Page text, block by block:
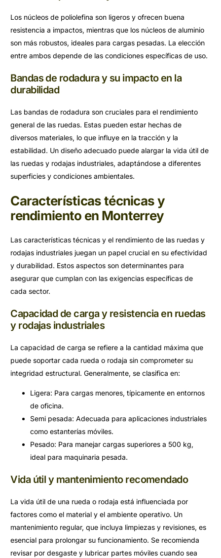
Los núcleos de poliolefina son ligeros y ofrecen buena
resistencia a impactos, mientras que los núcleos de aluminio
son más robustos, ideales para cargas pesadas. La elección
entre ambos depende de las condiciones específicas de uso.
Bandas de rodadura y su impacto en la
durabilidad
Las bandas de rodadura son cruciales para el rendimiento
general de las ruedas. Estas pueden estar hechas de
diversos materiales, lo que influye en la tracción y la
estabilidad. Un diseño adecuado puede alargar la vida útil de
las ruedas y rodajas industriales, adaptándose a diferentes
superficies y condiciones ambientales.
Características técnicas y
rendimiento en Monterrey
Las características técnicas y el rendimiento de las ruedas y
rodajas industriales juegan un papel crucial en su efectividad
y durabilidad. Estos aspectos son determinantes para
asegurar que cumplan con las exigencias específicas de
cada sector.
Capacidad de carga y resistencia en ruedas
y rodajas industriales
La capacidad de carga se refiere a la cantidad máxima que
puede soportar cada rueda o rodaja sin comprometer su
integridad estructural. Generalmente, se clasifica en:
Ligera: Para cargas menores, típicamente en entornos
de oficina.
Semi pesada: Adecuada para aplicaciones industriales
como estanterías móviles.
Pesado: Para manejar cargas superiores a 500 kg,
ideal para maquinaria pesada.
Vida útil y mantenimiento recomendado
La vida útil de una rueda o rodaja está influenciada por
factores como el material y el ambiente operativo. Un
mantenimiento regular, que incluya limpiezas y revisiones, es
esencial para prolongar su funcionamiento. Se recomienda
revisar por desgaste y lubricar partes móviles cuando sea